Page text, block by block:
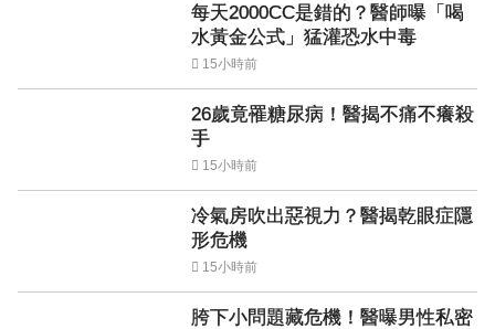
每天2000CC是錯的？醫師曝「喝
水黃金公式」猛灌恐水中毒
15小時前
26歲竟罹糖尿病！醫揭不痛不癢殺
手
15小時前
冷氣房吹出惡視力？醫揭乾眼症隱
形危機
15小時前
胯下小問題藏危機！醫曝男性私密